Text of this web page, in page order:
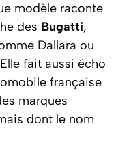
modèle raconte
des Bugatti,
Dallara ou
fait aussi écho
française
marques
dont le nom